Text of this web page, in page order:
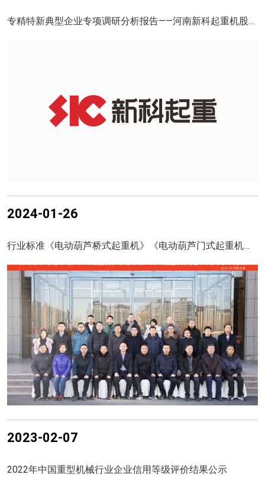
专精特新典型企业专项调研分析报告——河南新科起重机股份有限公司
2024-01-26
行业标准《电动葫芦桥式起重机》《电动葫芦门式起重机》（送审稿）专家审查圆满召开
2023-02-07
2022年中国重型机械行业企业信用等级评价结果公示